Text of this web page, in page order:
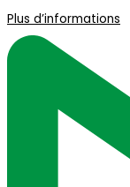
Plus d’informations